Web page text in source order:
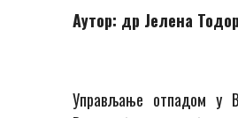
Aутор: др Јелена
Управљање отпадом у